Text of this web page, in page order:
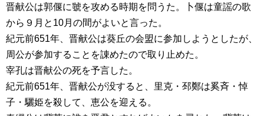
晋献公は郭偃に虢を攻める時期を問うた。卜偃は童謡の歌
から９月と10月の間がよいと言った。
紀元前651年、晋献公は葵丘の会盟に参加しようとしたが、
周公が参加することを諌めたので取り止めた。
宰孔は晋献公の死を予言した。
紀元前651年、晋献公が没すると、里克・邳鄭は奚斉・悼
子・驪姫を殺して、恵公を迎える。